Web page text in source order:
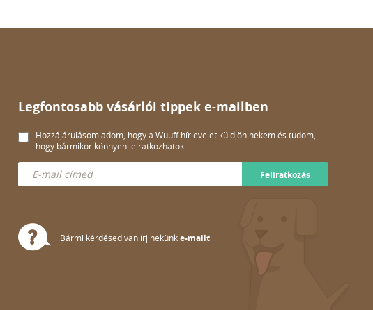
Legfontosabb vásárlói tippek e-mailben
Hozzájárulásom adom, hogy a Wuuff hírlevelet küldjön nekem és tudom,
hogy bármikor könnyen leiratkozhatok.
Feliratkozás
Bármi kérdésed van írj nekünke-mailt